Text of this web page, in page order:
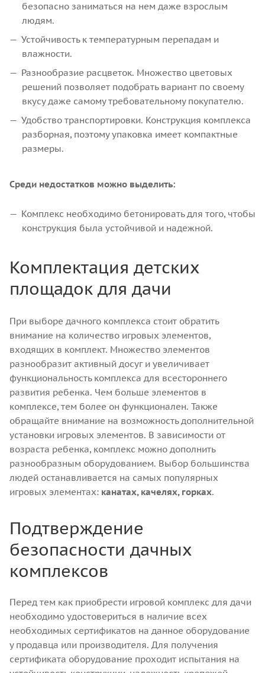
безопасно заниматься на нем даже взрослым
людям.
Устойчивость к температурным перепадам и
влажности.
Разнообразие расцветок. Множество цветовых
решений позволяет подобрать вариант по своему
вкусу даже самому требовательному покупателю.
Удобство транспортировки. Конструкция комплекса
разборная, поэтому упаковка имеет компактные
размеры.
Среди недостатков можно выделить:
Комплекс необходимо бетонировать для того, чтобы
конструкция была устойчивой и надежной.
Комплектация детских
площадок для дачи
При выборе дачного комплекса стоит обратить
внимание на количество игровых элементов,
входящих в комплект. Множество элементов
разнообразит активный досуг и увеличивает
функциональность комплекса для всестороннего
развития ребенка. Чем больше элементов в
комплексе, тем более он функционален. Также
обращайте внимание на возможность дополнительной
установки игровых элементов. В зависимости от
возраста ребенка, комплекс можно дополнить
разнообразным оборудованием. Выбор большинства
людей останавливается на самых популярных
игровых элементах: канатах, качелях, горках.
Подтверждение
безопасности дачных
комплексов
Перед тем как приобрести игровой комплекс для дачи
необходимо удостовериться в наличие всех
необходимых сертификатов на данное оборудование
у продавца или производителя. Для получения
сертификата оборудование проходит испытания на